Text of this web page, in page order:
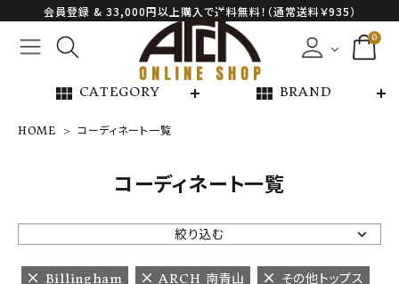
会員登録 & 33,000円以上購入で送料無料！（通常送料￥935）
0
view_module CATEGORY view_module BRAND
NEW ARRIVAL
ARCH EXCLUSIVE
BRAND
HOME コーディネート一覧
コーディネート一覧
絞り込む
Billingham ARCH 南青山 その他トップス